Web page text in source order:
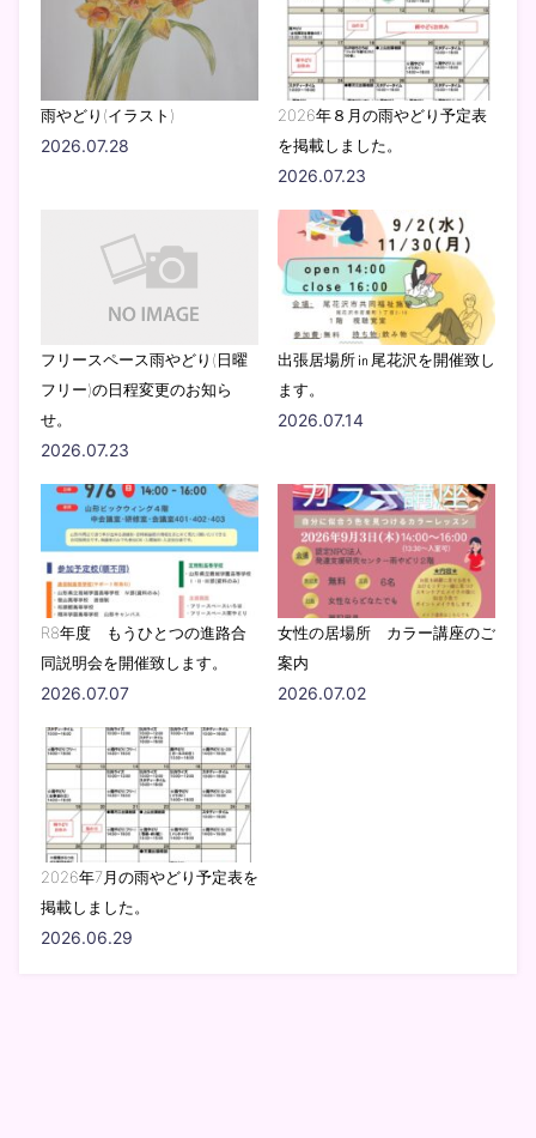
雨やどり(イラスト)
2026.07.28
2026年８月の雨やどり予定表
を掲載しました。
2026.07.23
フリースペース雨やどり(日曜
フリー)の日程変更のお知ら
せ。
2026.07.23
出張居場所㏌尾花沢を開催致し
ます。
2026.07.14
R8年度 もうひとつの進路合
同説明会を開催致します。
2026.07.07
女性の居場所 カラー講座のご
案内
2026.07.02
2026年7月の雨やどり予定表を
掲載しました。
2026.06.29